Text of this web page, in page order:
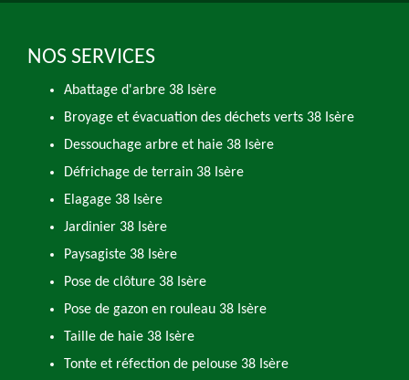
NOS SERVICES
Abattage d'arbre 38 Isère
Broyage et évacuation des déchets verts 38 Isère
Dessouchage arbre et haie 38 Isère
Défrichage de terrain 38 Isère
Elagage 38 Isère
Jardinier 38 Isère
Paysagiste 38 Isère
Pose de clôture 38 Isère
Pose de gazon en rouleau 38 Isère
Taille de haie 38 Isère
Tonte et réfection de pelouse 38 Isère